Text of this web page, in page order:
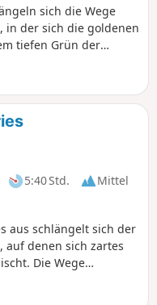
sich die Wege
in der sich die goldenen
tiefen Grün der
Vögel und dem
Weilern bis hin
diese Route durch
und die sanfte
dem Alltag zu
des Haut-
5:40 Std.
Mittel
aus schlängelt sich der
auf denen sich zartes
Die Wege
der Glockenturm über